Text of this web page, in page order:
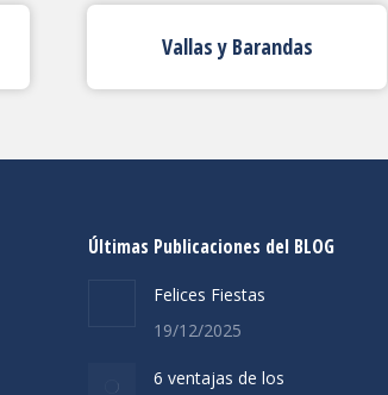
Vallas y Barandas
Últimas Publicaciones del BLOG
Felices Fiestas
19/12/2025
6 ventajas de los